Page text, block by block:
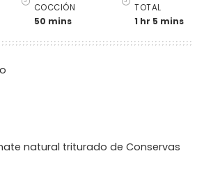
COCCIÓN
50 mins
TOTAL
1 hr 5 mins
natural triturado de Conservas